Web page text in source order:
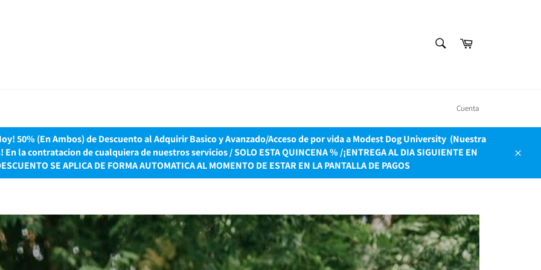
Carrito
Cuenta
50% (En Ambos) de Descuento al Adquirir Basico y Avanzado/Acceso de por vida a Modest Dog University ​ (Nuestra
la contratacion de cualquiera de nuestros servicios / SOLO ESTA QUINCENA % /¡ENTREGA AL DIA SIGUIENTE EN
SE APLICA DE FORMA AUTOMATICA AL MOMENTO DE ESTAR EN LA PANTALLA DE PAGOS